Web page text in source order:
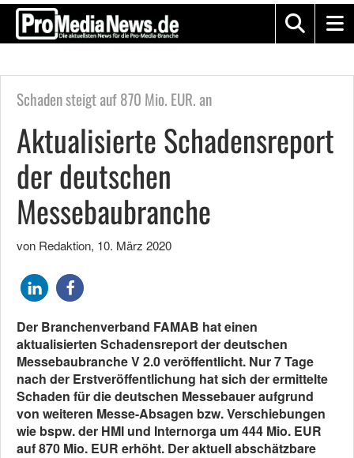
Schaden steigt auf 870 Mio. EUR. an
Aktualisierte Schadensreport
der deutschen
Messebaubranche
von Redaktion, 10. März 2020
Der Branchenverband FAMAB hat einen
aktualisierten Schadensreport der deutschen
Messebaubranche V 2.0 veröffentlicht. Nur 7 Tage
nach der Erstveröffentlichung hat sich der ermittelte
Schaden für die deutschen Messebauer aufgrund
von weiteren Messe-Absagen bzw. Verschiebungen
wie bspw. der HMI und Internorga um 444 Mio. EUR
auf 870 Mio. EUR erhöht. Der aktuell abschätzbare